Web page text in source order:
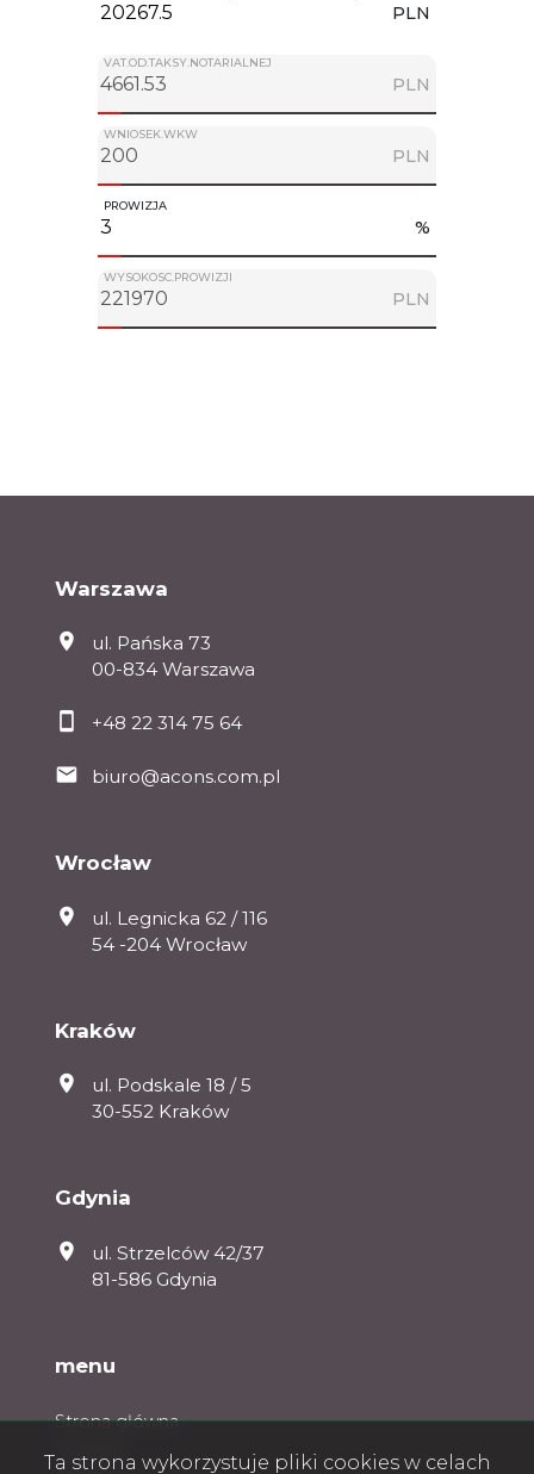
PLN
VAT.OD.TAKSY.NOTARIALNEJ
PLN
WNIOSEK.WKW
PLN
PROWIZJA
%
WYSOKOSC.PROWIZJI
PLN
Warszawa
ul. Pańska 73
00-834 Warszawa
+48 22 314 75 64
biuro@acons.com.pl
Wrocław
ul. Legnicka 62 / 116
54 -204 Wrocław
Kraków
ul. Podskale 18 / 5
30-552 Kraków
Gdynia
ul. Strzelców 42/37
81-586 Gdynia
menu
Strona główna
Ta strona wykorzystuje pliki cookies w celach